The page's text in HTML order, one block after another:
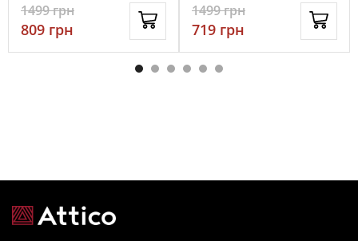
1499грн
809 грн
1499грн
719 грн